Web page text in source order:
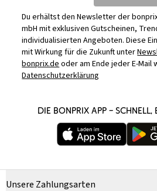
Du erhältst den Newsletter der
mbH mit exklusiven Gutscheinen,
individualisierten Angeboten. Diese
mit Wirkung für die Zukunft unter
bonprix.deoder am Ende jeder E-
Datenschutzerklärung
DIE BONPRIX APP – SCHNELL,
Unsere Zahlungsarten